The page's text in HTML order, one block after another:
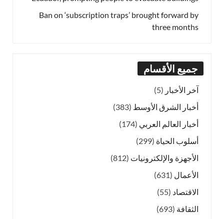
Ban on ‘subscription traps’ brought forward by
three months
جميع الأقسام
آخر الأخبار (5)
أخبار الشرق الأوسط (383)
أخبار العالم العربي (174)
أسلوب الحياة (299)
الأجهزة والإلكترونيات (812)
الأعمال (631)
الاقتصاد (55)
الثقافة (693)